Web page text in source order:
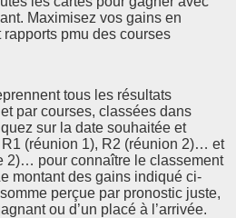
Maximisez vos gains en
pmu des courses
tous les résultats
par courses, classées dans
sur la date souhaitée et
(réunion 1), R2 (réunion 2)… et
2)… pour connaître le classement
montant des gains indiqué ci-
perçue par pronostic juste,
ou d’un placé à l’arrivée.